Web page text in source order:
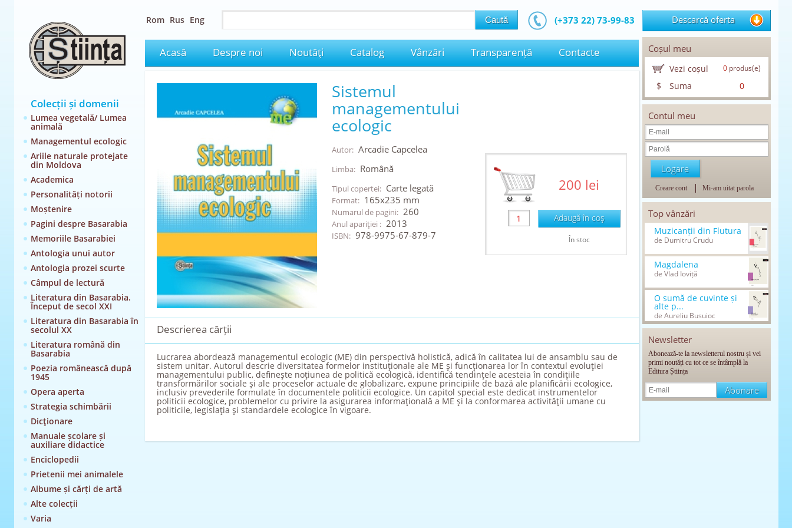
Colecții și domenii
Lumea vegetală/ Lumea
animală
Managementul ecologic
Ariile naturale protejate
din Moldova
Academica
Personalități notorii
Moștenire
Pagini despre Basarabia
Memoriile Basarabiei
Antologia unui autor
Antologia prozei scurte
Câmpul de lectură
Literatura din Basarabia.
Început de secol XXI
Literatura din Basarabia în
secolul XX
Literatura română din
Basarabia
Poezia românească după
1945
Opera aperta
Strategia schimbării
Dicţionare
Manuale școlare și
auxiliare didactice
Enciclopedii
Prietenii mei animalele
Albume și cărți de artă
Alte colecții
Varia
Rom Rus Eng (+373 22) 73-99-83
Acasă Despre noi Noutăţi Catalog Vânzări Transparență Contacte
Sistemul
managementului
ecologic
Autor: Arcadie Capcelea
Limba: Română
Tipul copertei: Carte legată
Format: 165x235 mm
Numarul de pagini: 260
Anul apariţiei : 2013
ISBN: 978-9975-67-879-7
200 lei
Adaugă în coş
În stoc
Descrierea cărții
Lucrarea abordează managementul ecologic (ME) din perspectivă holistică, adică în calitatea lui de ansamblu sau de
sistem unitar. Autorul descrie diversitatea formelor instituţionale ale ME şi funcţionarea lor în contextul evoluţiei
managementului public, defineşte noţiunea de politică ecologică, identifică tendinţele acesteia în condiţiile
transformărilor sociale şi ale proceselor actuale de globalizare, expune principiile de bază ale planificării ecologice,
inclusiv prevederile formulate în documentele politicii ecologice. Un capitol special este dedicat instrumentelor
politicii ecologice, problemelor cu privire la asigurarea informaţională a ME şi la conformarea activităţii umane cu
politicile, legislaţia şi standardele ecologice în vigoare.
Descarcă oferta
Coșul meu
Vezi coșul 0produs(e)
$ Suma 0
Contul meu
Creare cont Mi-am uitat parola
Top vânzări
Muzicanții din Flutura
de Dumitru Crudu
Magdalena
de Vlad Ioviță
O sumă de cuvinte și
alte p...
de Aureliu Busuioc
Newsletter
Abonează-te la newsletterul nostru și vei
primi noutăți cu tot ce se întâmplă la
Editura Știința